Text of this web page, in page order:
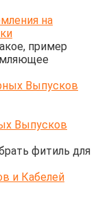
на
пример
Выпусков
фитиль для